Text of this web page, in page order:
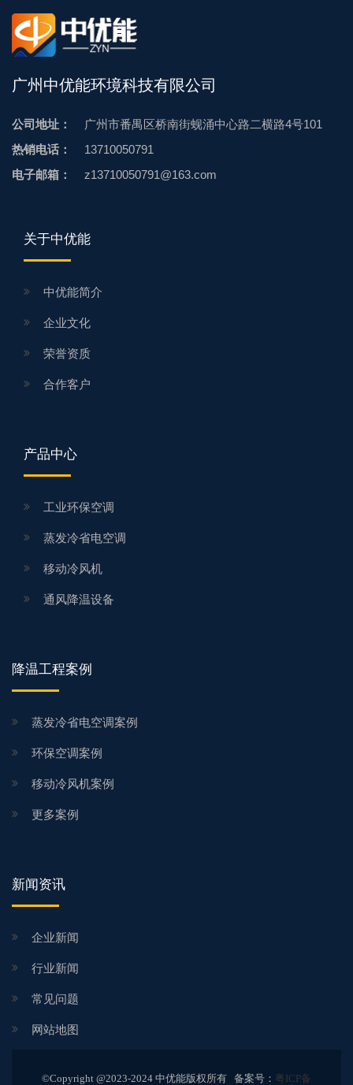
广州中优能环境科技有限公司
公司地址：
广州市番禺区桥南街蚬涌中心路二横路4号101
热销电话：
13710050791
电子邮箱：
z13710050791@163.com
关于中优能
中优能简介
企业文化
荣誉资质
合作客户
产品中心
工业环保空调
蒸发冷省电空调
移动冷风机
通风降温设备
降温工程案例
蒸发冷省电空调案例
环保空调案例
移动冷风机案例
更多案例
新闻资讯
企业新闻
行业新闻
常见问题
网站地图
©Copyright @2023-2024 中优能版权所有 备案号： 粤ICP备